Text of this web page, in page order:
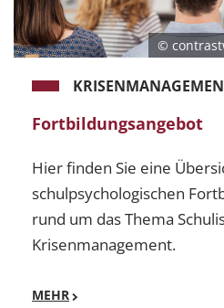
©
Fortbildungsangebot
Hier finden Sie eine
schulpsychologischen
rund um das Thema
Krisenmanagement.
MEHR